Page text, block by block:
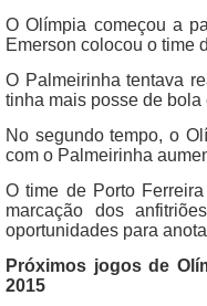
O Olímpia começou a
Emerson colocou o time
O Palmeirinha tentava
tinha mais posse de
No segundo tempo, o
com o Palmeirinha
O time de Porto
marcação dos
oportunidades para
Próximos jogos de
2015